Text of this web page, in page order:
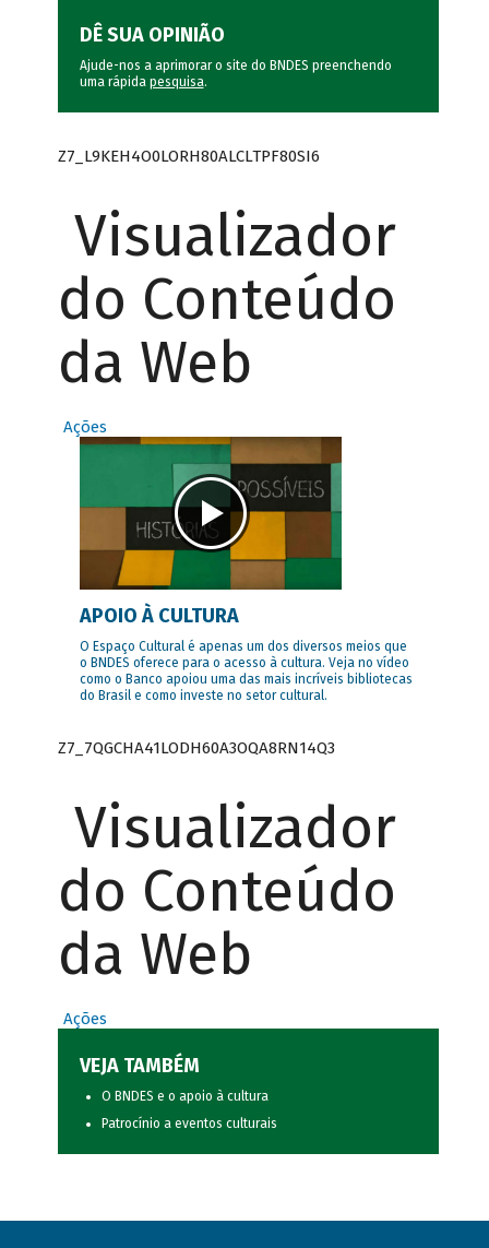
DÊ SUA OPINIÃO
Ajude-nos a aprimorar o site do BNDES preenchendo
uma rápida pesquisa.
Z7_L9KEH4O0LORH80ALCLTPF80SI6
Visualizador
do Conteúdo
da Web
Ações
APOIO À CULTURA
O Espaço Cultural é apenas um dos diversos meios que
o BNDES oferece para o acesso à cultura. Veja no vídeo
como o Banco apoiou uma das mais incríveis bibliotecas
do Brasil e como investe no setor cultural.
Z7_7QGCHA41LODH60A3OQA8RN14Q3
Visualizador
do Conteúdo
da Web
Ações
VEJA TAMBÉM
O BNDES e o apoio à cultura
Patrocínio a eventos culturais